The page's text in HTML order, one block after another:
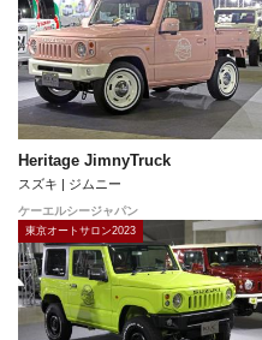
Heritage JimnyTruck
スズキ | ジムニー
ケーエルシージャパン
東京オートサロン2023